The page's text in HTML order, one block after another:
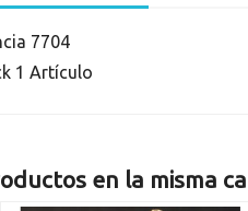
7704
1 Artículo
en la misma